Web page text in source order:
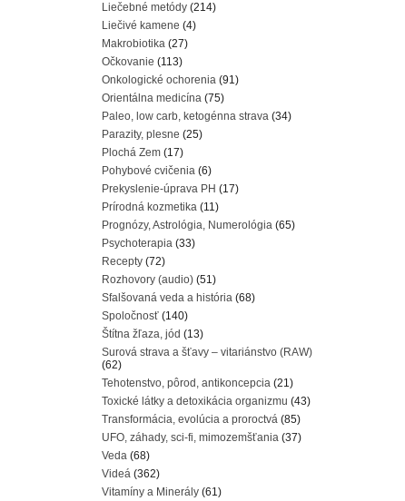
Liečebné metódy (214)
Liečivé kamene (4)
Makrobiotika (27)
Očkovanie (113)
Onkologické ochorenia (91)
Orientálna medicína (75)
Paleo, low carb, ketogénna strava (34)
Parazity, plesne (25)
Plochá Zem (17)
Pohybové cvičenia (6)
Prekyslenie-úprava PH (17)
Prírodná kozmetika (11)
Prognózy, Astrológia, Numerológia (65)
Psychoterapia (33)
Recepty (72)
Rozhovory (audio) (51)
Sfalšovaná veda a história (68)
Spoločnosť (140)
Štítna žľaza, jód (13)
Surová strava a šťavy – vitariánstvo (RAW)
(62)
Tehotenstvo, pôrod, antikoncepcia (21)
Toxické látky a detoxikácia organizmu (43)
Transformácia, evolúcia a proroctvá (85)
UFO, záhady, sci-fi, mimozemšťania (37)
Veda (68)
Videá (362)
Vitamíny a Minerály (61)